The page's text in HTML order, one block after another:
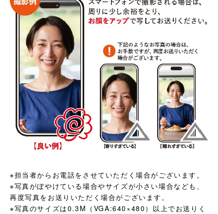
※担当者からお電話をさせていただく場合がございます。
※写真がぼやけている場合やサイズが小さい場合なども、
再度写真をお送りいただく場合がございます。
※写真のサイズは0.3M（VGA:640×480）以上でお送りく